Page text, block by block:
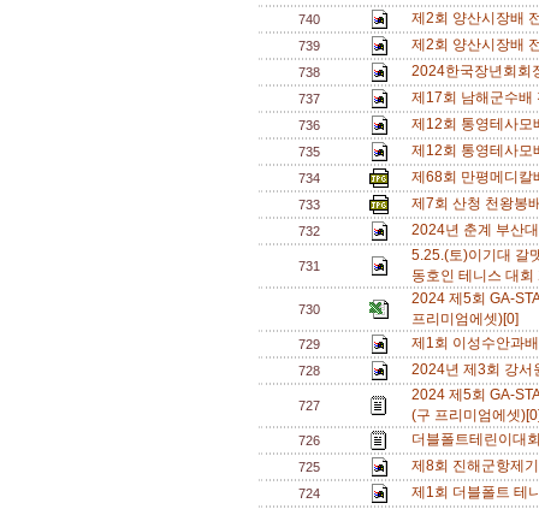
740 제2회 양산시장배
739 제2회 양산시장배
738 2024한국장년회회
737 제17회 남해군수
736 제12회 통영테사
735 제12회 통영테사
734 제68회 만평메디
733 제7회 산청 천왕봉
732 2024년 춘계 부산
731
5.25.(토)이기대 갈
동호인 테니스 대
730
2024 제5회 GA-
프리미엄에셋)[0]
729 제1회 이성수안과
728 2024년 제3회 강
727
2024 제5회 GA-
(구 프리미엄에셋
726 더블폴트테린이대
725 제8회 진해군항제
724 제1회 더블폴트 테